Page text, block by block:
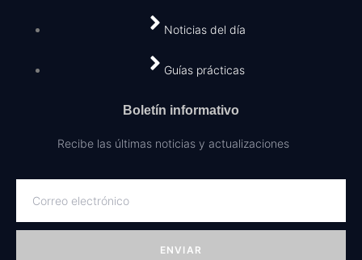
Noticias del día
Guías prácticas
Boletín informativo
Recibe las últimas noticias y actualizaciones
ENVIAR